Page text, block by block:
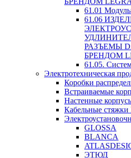
61.01
61.06
РАЗЪЕМЫ
БРЕНДОМ
61.05.
Электротехническая
Коробки
Встраиваемые
Настенные
Кабельные
GLOSSA
BLANCA
ЭТЮД